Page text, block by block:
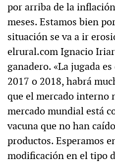
por arriba de la
meses. Estamos bien
situación se va a ir
elrural.com Ignacio
ganadero. «La jugada
2017 o 2018, habrá
que el mercado interno
mercado mundial está
vacuna que no han
productos. Esperamos
modificación en el tipo